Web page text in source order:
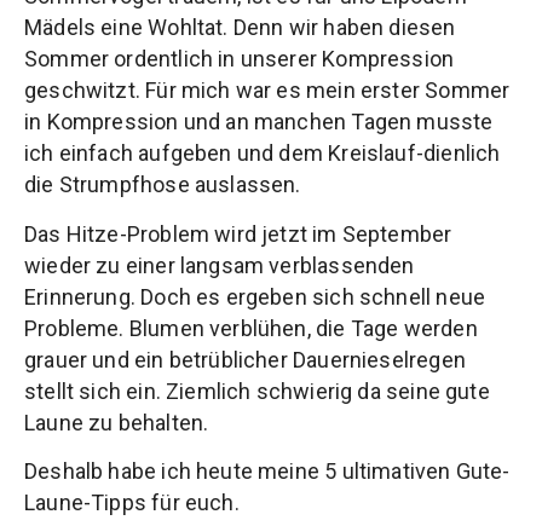
Mädels eine Wohltat. Denn wir haben diesen
Sommer ordentlich in unserer Kompression
geschwitzt. Für mich war es mein erster Sommer
in Kompression und an manchen Tagen musste
ich einfach aufgeben und dem Kreislauf-dienlich
die Strumpfhose auslassen.
Das Hitze-Problem wird jetzt im September
wieder zu einer langsam verblassenden
Erinnerung. Doch es ergeben sich schnell neue
Probleme. Blumen verblühen, die Tage werden
grauer und ein betrüblicher Dauernieselregen
stellt sich ein. Ziemlich schwierig da seine gute
Laune zu behalten.
Deshalb habe ich heute meine 5 ultimativen Gute-
Laune-Tipps für euch.